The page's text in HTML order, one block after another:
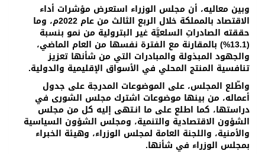
وبين معاليه، أن مجلس الوزراء استعرض مؤشرات أداء
الاقتصاد بالمملكة خلال الربع الثالث من عام 2022م، وما
حققته الصادراتِ السلعيَّة غير البترولية من نمو بنسبة
(13.1%) بالمقارنة مع الفترة نفسها من العام الماضي،
والجهود المبذولة والمبادرات التي من شأنها تعزيز
تنافسية المنتج المحلي في الأسواق الإقليمية والدولية.
واطّلع المجلس، على الموضوعات المدرجة على جدول
أعماله، من بينها موضوعات اشترك مجلس الشورى في
دراستها، كما اطلع على ما انـتهى إليه كل من مجلس
الشؤون الاقتصادية والتنمية، ومجلس الشؤون السياسية
والأمنية، واللجنة العامة لمجلس الوزراء، وهيئة الخبراء
بمجلس الوزراء في شأنها.